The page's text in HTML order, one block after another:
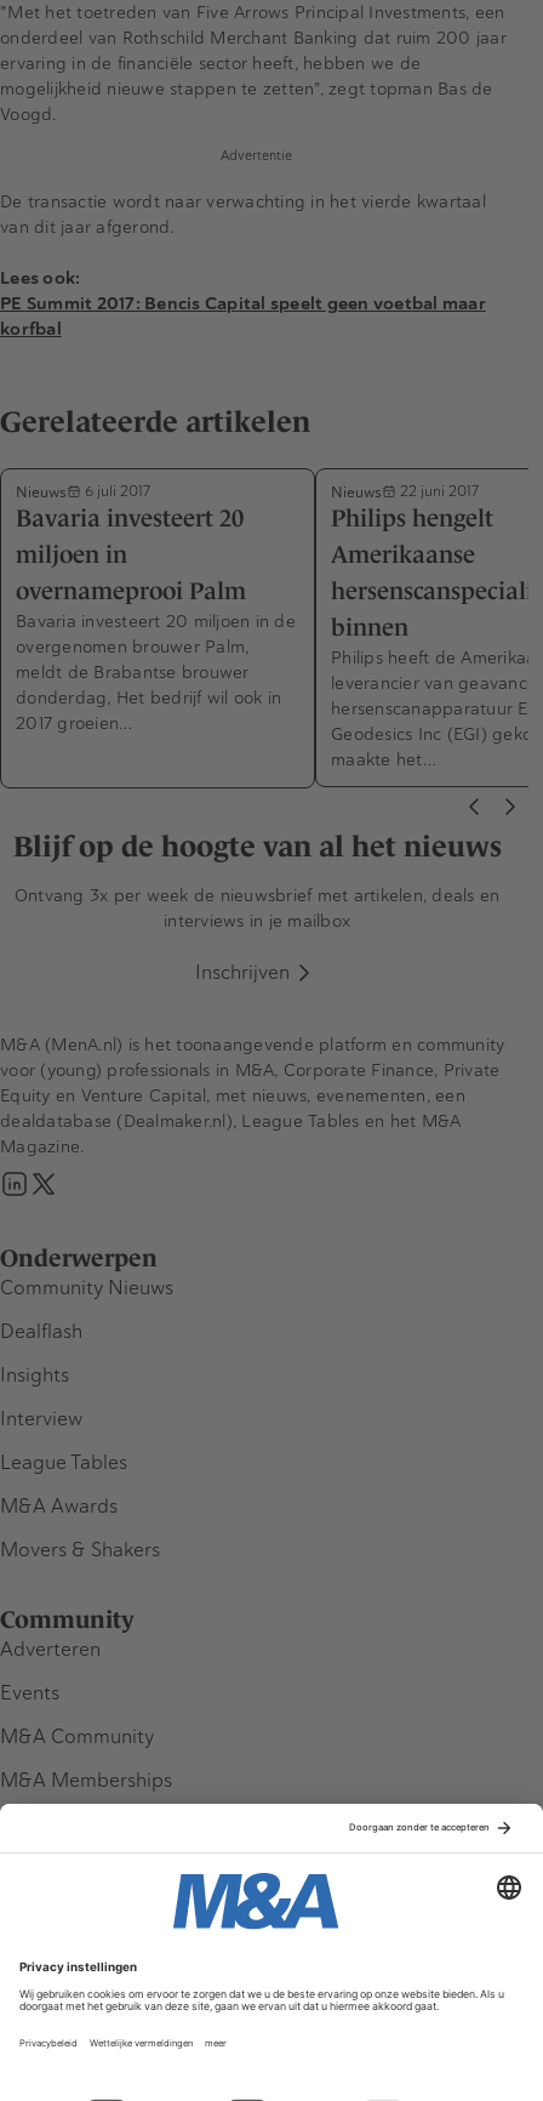
"Met het toetreden van Five Arrows Principal Investments, een
onderdeel van Rothschild Merchant Banking dat ruim 200 jaar
ervaring in de financiële sector heeft, hebben we de
mogelijkheid nieuwe stappen te zetten", zegt topman Bas de
Voogd.
Advertentie
De transactie wordt naar verwachting in het vierde kwartaal
van dit jaar afgerond.
Lees ook:
PE Summit 2017: Bencis Capital speelt geen voetbal maar
korfbal
Gerelateerde artikelen
Nieuws 6 juli 2017
Bavaria investeert 20
miljoen in
overnameprooi Palm
Bavaria investeert 20 miljoen in de
overgenomen brouwer Palm,
meldt de Brabantse brouwer
donderdag, Het bedrijf wil ook in
2017 groeien…
Nieuws 22 juni 2017
Philips hengelt
Amerikaanse
binnen
Philips heeft de
leverancier van
hersenscanapparatuur
Geodesics Inc (EGI)
maakte het…
Blijf op de hoogte van al het nieuws
Ontvang 3x per week de nieuwsbrief met artikelen, deals en
interviews in je mailbox
Inschrijven
Onderwerpen
Community Nieuws
Dealflash
Insights
Interview
League Tables
M&A Awards
Movers & Shakers
Community
Adverteren
Events
M&A Community
M&A Memberships
Service & Contact
Contact
FAQ
M&A (MenA.nl) is het toonaangevende platform en community
voor (young) professionals in M&A, Corporate Finance, Private
Equity en Venture Capital, met nieuws, evenementen, een
dealdatabase (Dealmaker.nl), League Tables en het M&A
Magazine.